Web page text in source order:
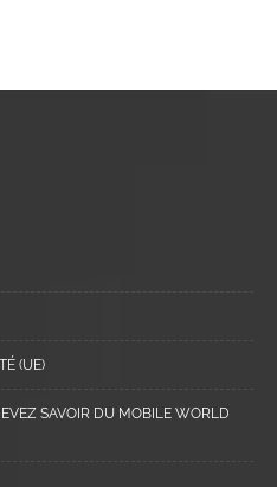
(UE)
SAVOIR DU MOBILE WORLD